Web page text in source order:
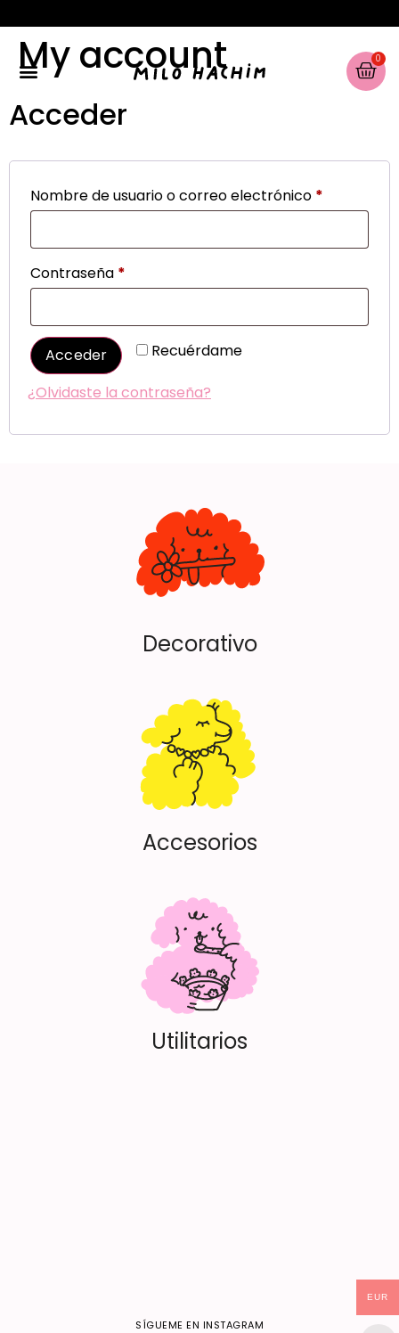
0
My account
Acceder
Nombre de usuario o correo electrónico *
Contraseña *
Recuérdame
Acceder
¿Olvidaste la contraseña?
Decorativo
Accesorios
Utilitarios
SÍGUEME EN INSTAGRAM
EUR